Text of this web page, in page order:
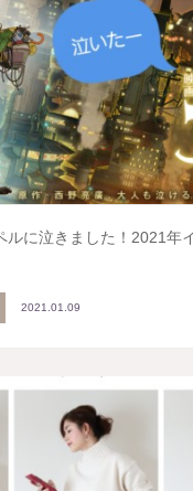
ルに泣きました！2021年
2021.01.09